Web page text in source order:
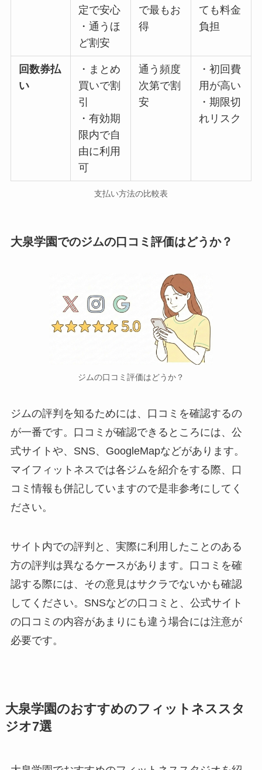
定で安心
・通うほ
ど割安
で最もお
得
ても料金
負担
回数券払
い
・まとめ
買いで割
引
・有効期
限内で自
由に利用
可
通う頻度
次第で割
安
・初回費
用が高い
・期限切
れリスク
支払い方法の比較表
大泉学園でのジムの口コミ評価はどうか？
ジムの口コミ評価はどうか？
ジムの評判を知るためには、口コミを確認するの
が一番です。口コミが確認できるところには、公
式サイトや、SNS、GoogleMapなどがあります。
マイフィットネスでは各ジムを紹介をする際、口
コミ情報も併記していますので是非参考にしてく
ださい。
サイト内での評判と、実際に利用したことのある
方の評判は異なるケースがあります。口コミを確
認する際には、その意見はサクラでないかも確認
してください。SNSなどの口コミと、公式サイト
の口コミの内容があまりにも違う場合には注意が
必要です。
大泉学園のおすすめのフィットネススタ
ジオ7選